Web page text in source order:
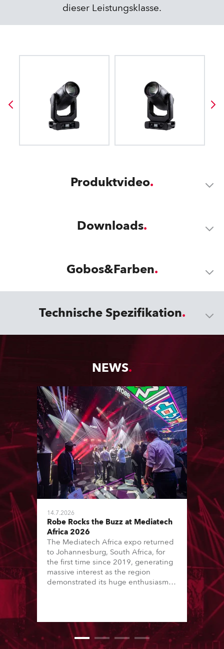
dieser Leistungsklasse.
Produktvideo
Downloads
Gobos&Farben
Technische Spezifikation
NEWS
14.7.2026
Robe Rocks the Buzz at Mediatech
Africa 2026
The Mediatech Africa expo returned
to Johannesburg, South Africa, for
the first time since 2019, generating
massive interest as the region
demonstrated its huge enthusiasm
technologies.